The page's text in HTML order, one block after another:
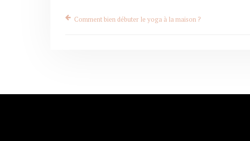
Comment bien débuter le yoga à la maison ?